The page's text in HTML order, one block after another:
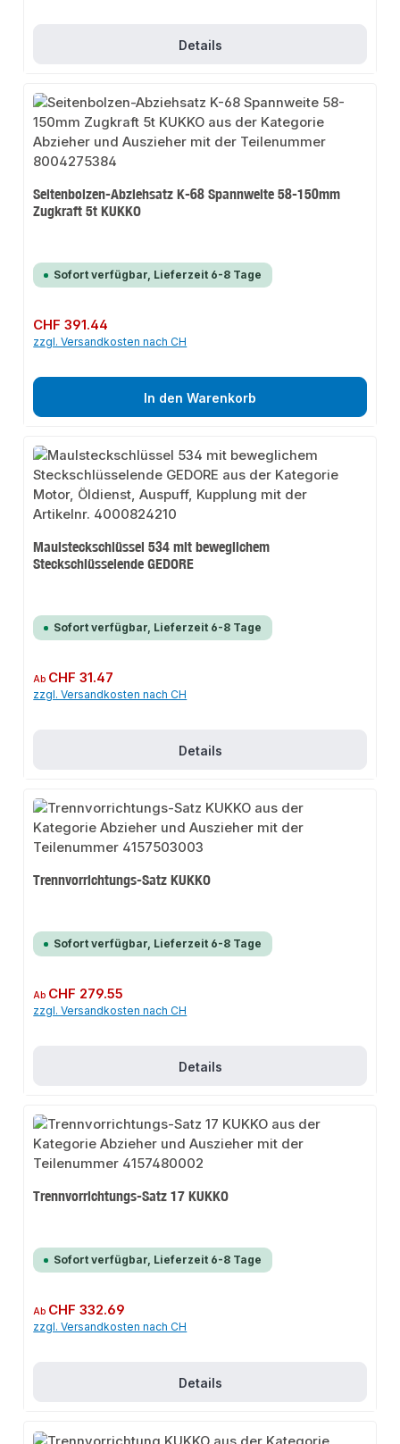
Details
Seitenbolzen-Abziehsatz K-68 Spannweite 58-150mm
Zugkraft 5t KUKKO
Sofort verfügbar, Lieferzeit 6-8 Tage
Regulärer Preis:
CHF 391.44
zzgl. Versandkosten nach CH
In den Warenkorb
Maulsteckschlüssel 534 mit beweglichem
Steckschlüsselende GEDORE
Sofort verfügbar, Lieferzeit 6-8 Tage
Regulärer Preis:
Ab CHF 31.47
zzgl. Versandkosten nach CH
Details
Trennvorrichtungs-Satz KUKKO
Sofort verfügbar, Lieferzeit 6-8 Tage
Regulärer Preis:
Ab CHF 279.55
zzgl. Versandkosten nach CH
Details
Trennvorrichtungs-Satz 17 KUKKO
Sofort verfügbar, Lieferzeit 6-8 Tage
Regulärer Preis:
Ab CHF 332.69
zzgl. Versandkosten nach CH
Details